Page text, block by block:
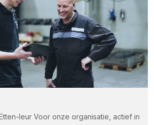
leur Voor onze organisatie, actief in